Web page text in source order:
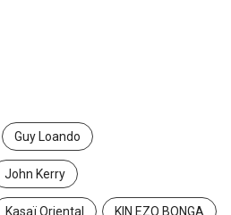
Guy Loando
John Kerry
Kasaï Oriental KIN EZO BONGA